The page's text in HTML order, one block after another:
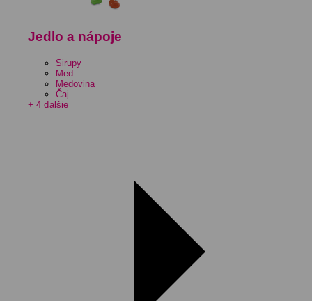
Jedlo a nápoje
Sirupy
Med
Medovina
Čaj
+ 4 ďalšie